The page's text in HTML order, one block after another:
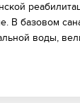
базовом
воды,